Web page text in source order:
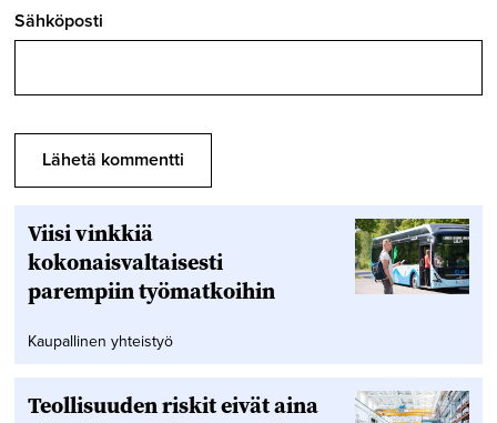
Sähköposti
Viisi vinkkiä
kokonaisvaltaisesti
parempiin työmatkoihin
Kaupallinen yhteistyö
Teollisuuden riskit eivät aina